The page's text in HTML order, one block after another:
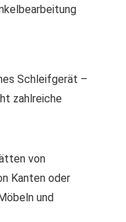
Schleifgerät –
zahlreiche
von
Kanten oder
und